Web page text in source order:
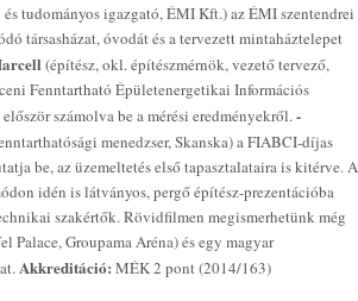
és tudományos igazgató, ÉMI Kft.) az ÉMI szentendrei
társasházat, óvodát és a tervezett mintaháztelepet
(építész, okl. építészmérnök, vezető tervező,
Fenntartható Épületenergetikai Információs
számolva be a mérési eredményekről.-
menedzser, Skanska) a FIABCI-díjas
be, az üzemeltetés első tapasztalataira is kitérve. A
idén is látványos, pergő építész-prezentációba
szakértők. Rövidfilmen megismerhetünk még
Palace, Groupama Aréna) és egy magyar
Akkreditáció: MÉK 2 pont (2014/163)